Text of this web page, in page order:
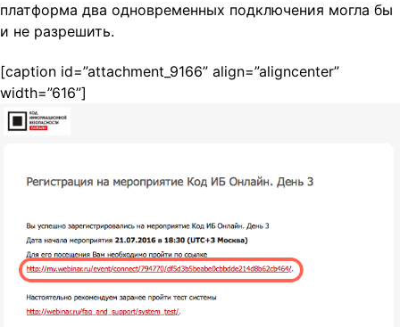
платформа два одновременных подключения могла бы
и не разрешить.
[caption id=”attachment_9166” align=”aligncenter”
width=”616”]